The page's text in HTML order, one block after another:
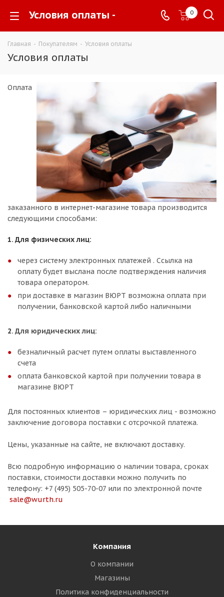
Условия оплаты - 0
Главная - Покупателям - Условия оплаты
Условия оплаты
Оплата
заказанного в интернет-магазине товара производится
следующими способами:
1. Для физических лиц:
через систему электронных платежей . Ссылка на
оплату будет выслана после подтверждения наличия
товара оператором.
при доставке в магазин ВЮРТ возможна оплата при
получении, банковской картой либо наличными
2. Для юридических лиц:
безналичный расчет путем оплаты выставленного
счета
оплата банковской картой при получении товара в
магазине ВЮРТ
Для постоянных клиентов – юридических лиц - возможно
заключение договора поставки с отсрочкой платежа.
Цены, указанные на сайте, не включают доставку.
Всю подробную информацию о наличии товара, сроках
поставки, стоимости доставки можно получить по
телефону: +7 (495) 505-70-07 или по электронной почте
sale@wurth.ru
Компания
О компании
Магазины
Политика конфиденциальности